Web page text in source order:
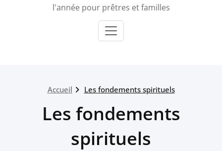
l'année pour prêtres et familles
Accueil Les fondements spirituels
Les fondements
spirituels